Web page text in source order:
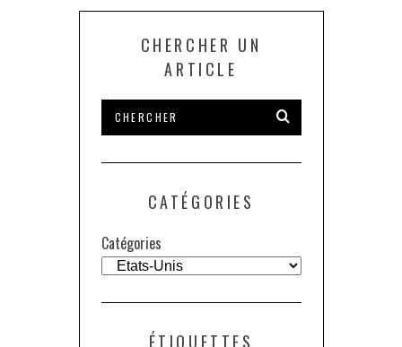
CHERCHER UN
ARTICLE
CATÉGORIES
Catégories
ÉTIQUETTES